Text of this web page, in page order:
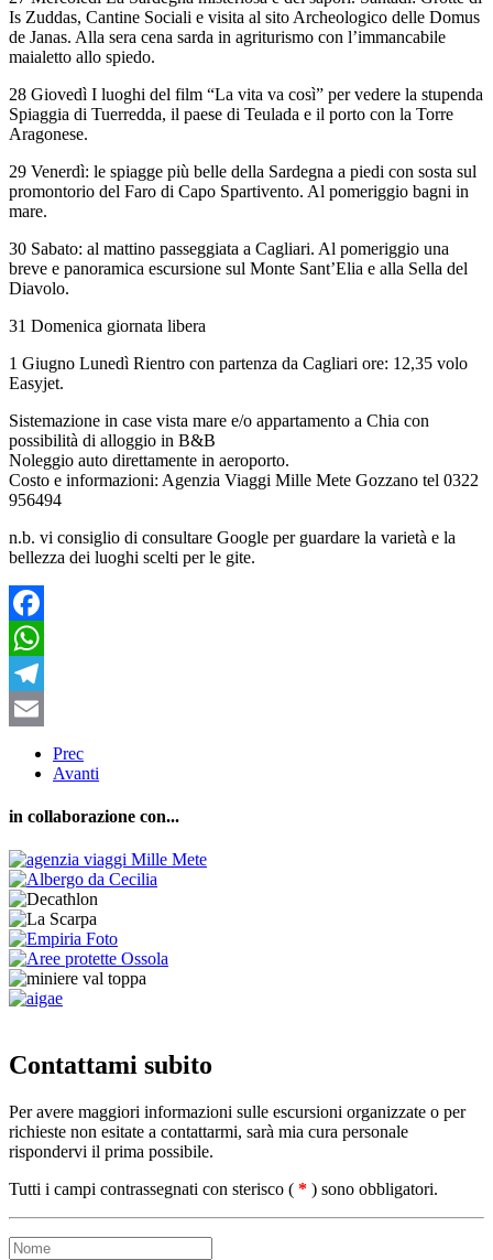
Is Zuddas, Cantine Sociali e visita al sito Archeologico delle Domus
de Janas. Alla sera cena sarda in agriturismo con l’immancabile
maialetto allo spiedo.
28 Giovedì I luoghi del film “La vita va così” per vedere la stupenda
Spiaggia di Tuerredda, il paese di Teulada e il porto con la Torre
Aragonese.
29 Venerdì: le spiagge più belle della Sardegna a piedi con sosta sul
promontorio del Faro di Capo Spartivento. Al pomeriggio bagni in
mare.
30 Sabato: al mattino passeggiata a Cagliari. Al pomeriggio una
breve e panoramica escursione sul Monte Sant’Elia e alla Sella del
Diavolo.
31 Domenica giornata libera
1 Giugno Lunedì Rientro con partenza da Cagliari ore: 12,35 volo
Easyjet.
Sistemazione in case vista mare e/o appartamento a Chia con
possibilità di alloggio in B&B
Noleggio auto direttamente in aeroporto.
Costo e informazioni: Agenzia Viaggi Mille Mete Gozzano tel 0322
956494
n.b. vi consiglio di consultare Google per guardare la varietà e la
bellezza dei luoghi scelti per le gite.
Facebook
WhatsApp
Telegram
Prec
Avanti
in collaborazione con...
Contattami subito
Per avere maggiori informazioni sulle escursioni organizzate o per
richieste non esitate a contattarmi, sarà mia cura personale
rispondervi il prima possibile.
Tutti i campi contrassegnati con sterisco ( * ) sono obbligatori.